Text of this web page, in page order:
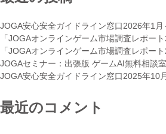
な
GOLF」
に
学
ぶ
ロ
グ
JOGA安心安全ガイドライン窓口2026年1
「JOGAオンラインゲーム市場調査レポー
「JOGAオンラインゲーム市場調査レポー
JOGAセミナー：出張版 ゲームAI無料相談
JOGA安心安全ガイドライン窓口2025年10
最近のコメント